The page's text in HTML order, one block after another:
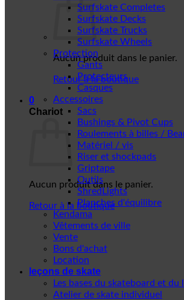
Aucun produit dans le panier.
Retour à la boutique
0
Chariot
Aucun produit dans le panier.
Retour à la boutique
Surfskate Completes
Surfskate Decks
Surfskate Trucks
Surfskate Wheels
Protection
Gants
Protecteurs
Casques
Accessoires
Sacs
Bushings & Pivot Cups
Roulements à billes /
Matériel / vis
Riser et shockpads
Griptape
Outils
ShredLights
Planches d'équilibre
Kendama
Vêtements de ville
Vente
Bons d'achat
Location
leçons de skate
Les bases du skateboard et du
Atelier de skate individuel